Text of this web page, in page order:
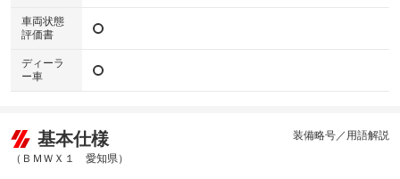
車両状態
評価書
ディーラ
ー車
基本仕様
（ＢＭＷＸ１ 愛知県）
装備略号／用語解説